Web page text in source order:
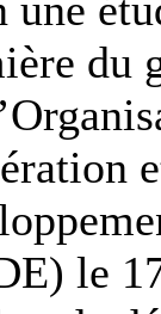
une
du
le